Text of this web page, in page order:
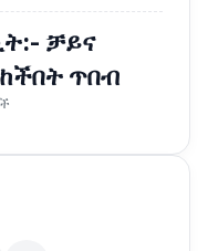
ቻይና
ጥበብ